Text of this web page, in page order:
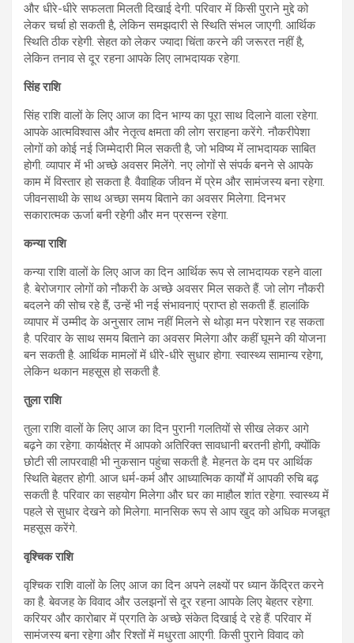
और धीरे-धीरे सफलता मिलती दिखाई देगी. परिवार में किसी पुराने मुद्दे को
लेकर चर्चा हो सकती है, लेकिन समझदारी से स्थिति संभल जाएगी. आर्थिक
स्थिति ठीक रहेगी. सेहत को लेकर ज्यादा चिंता करने की जरूरत नहीं है,
लेकिन तनाव से दूर रहना आपके लिए लाभदायक रहेगा.
सिंह राशि
सिंह राशि वालों के लिए आज का दिन भाग्य का पूरा साथ दिलाने वाला रहेगा.
आपके आत्मविश्वास और नेतृत्व क्षमता की लोग सराहना करेंगे. नौकरीपेशा
लोगों को कोई नई जिम्मेदारी मिल सकती है, जो भविष्य में लाभदायक साबित
होगी. व्यापार में भी अच्छे अवसर मिलेंगे. नए लोगों से संपर्क बनने से आपके
काम में विस्तार हो सकता है. वैवाहिक जीवन में प्रेम और सामंजस्य बना रहेगा.
जीवनसाथी के साथ अच्छा समय बिताने का अवसर मिलेगा. दिनभर
सकारात्मक ऊर्जा बनी रहेगी और मन प्रसन्न रहेगा.
कन्या राशि
कन्या राशि वालों के लिए आज का दिन आर्थिक रूप से लाभदायक रहने वाला
है. बेरोजगार लोगों को नौकरी के अच्छे अवसर मिल सकते हैं. जो लोग नौकरी
बदलने की सोच रहे हैं, उन्हें भी नई संभावनाएं प्राप्त हो सकती हैं. हालांकि
व्यापार में उम्मीद के अनुसार लाभ नहीं मिलने से थोड़ा मन परेशान रह सकता
है. परिवार के साथ समय बिताने का अवसर मिलेगा और कहीं घूमने की योजना
बन सकती है. आर्थिक मामलों में धीरे-धीरे सुधार होगा. स्वास्थ्य सामान्य रहेगा,
लेकिन थकान महसूस हो सकती है.
तुला राशि
तुला राशि वालों के लिए आज का दिन पुरानी गलतियों से सीख लेकर आगे
बढ़ने का रहेगा. कार्यक्षेत्र में आपको अतिरिक्त सावधानी बरतनी होगी, क्योंकि
छोटी सी लापरवाही भी नुकसान पहुंचा सकती है. मेहनत के दम पर आर्थिक
स्थिति बेहतर होगी. आज धर्म-कर्म और आध्यात्मिक कार्यों में आपकी रुचि बढ़
सकती है. परिवार का सहयोग मिलेगा और घर का माहौल शांत रहेगा. स्वास्थ्य में
पहले से सुधार देखने को मिलेगा. मानसिक रूप से आप खुद को अधिक मजबूत
महसूस करेंगे.
वृश्चिक राशि
वृश्चिक राशि वालों के लिए आज का दिन अपने लक्ष्यों पर ध्यान केंद्रित करने
का है. बेवजह के विवाद और उलझनों से दूर रहना आपके लिए बेहतर रहेगा.
करियर और कारोबार में प्रगति के अच्छे संकेत दिखाई दे रहे हैं. परिवार में
सामंजस्य बना रहेगा और रिश्तों में मधुरता आएगी. किसी पुराने विवाद को